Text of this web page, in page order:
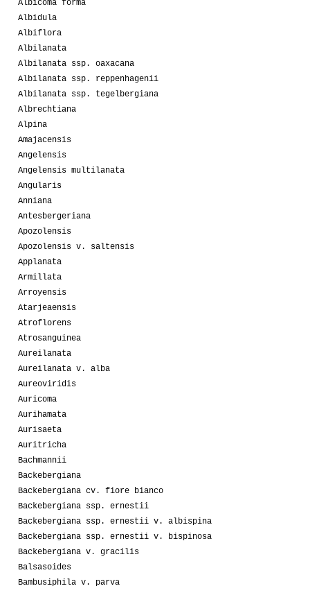
Albicoma forma
Albidula
Albiflora
Albilanata
Albilanata ssp. oaxacana
Albilanata ssp. reppenhagenii
Albilanata ssp. tegelbergiana
Albrechtiana
Alpina
Amajacensis
Angelensis
Angelensis multilanata
Angularis
Anniana
Antesbergeriana
Apozolensis
Apozolensis v. saltensis
Applanata
Armillata
Arroyensis
Atarjeaensis
Atroflorens
Atrosanguinea
Aureilanata
Aureilanata v. alba
Aureoviridis
Auricoma
Aurihamata
Aurisaeta
Auritricha
Bachmannii
Backebergiana
Backebergiana cv. fiore bianco
Backebergiana ssp. ernestii
Backebergiana ssp. ernestii v. albispina
Backebergiana ssp. ernestii v. bispinosa
Backebergiana v. gracilis
Balsasoides
Bambusiphila v. parva